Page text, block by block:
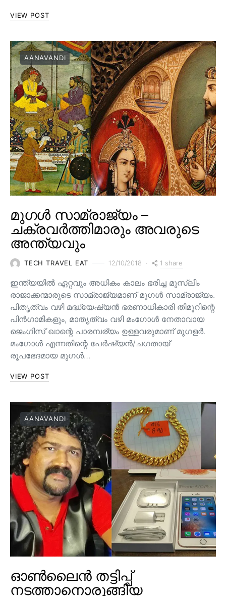
VIEW POST
AANAVANDI
മുഗൾ സാമ്രാജ്യം –
ചക്രവർത്തിമാരും അവരുടെ
അന്ത്യവും
TECH TRAVEL EAT 12/10/2018 1 share
ഇന്ത്യയിൽ ഏറ്റവും അധികം കാലം ഭരിച്ച മുസ്ലീം
രാജാക്കന്മാരുടെ സാമ്രാജ്യമാണ് മുഗൾ സാമ്രാജ്യം.
പിതൃത്വം വഴി മദ്ധ്യേഷ്യൻ ഭരണാധികാരി തിമൂറിന്റെ
പിൻ‌ഗാമികളും, മാതൃത്വം വഴി മംഗോൾ നേതാവായ
ജെംഗിസ് ഖാന്റെ പാരമ്പര്യം ഉള്ളവരുമാണ്‌ മുഗളർ.
മംഗോൾ എന്നതിന്റെ പേർഷ്യൻ/ചഗതായ്
രൂപഭേദമായ മുഗൾ…
VIEW POST
AANAVANDI
ഓൺലൈൻ തട്ടിപ്പ്
നടത്താനൊരുങ്ങിയ